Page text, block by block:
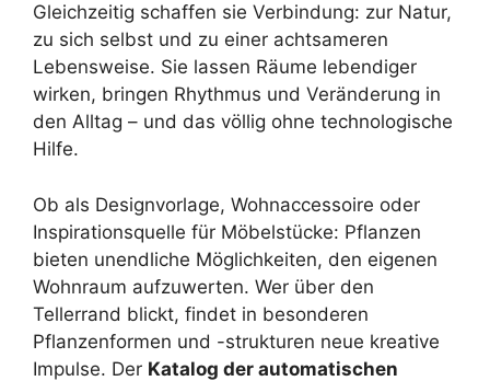
Gleichzeitig schaffen sie Verbindung: zur Natur,
zu sich selbst und zu einer achtsameren
Lebensweise. Sie lassen Räume lebendiger
wirken, bringen Rhythmus und Veränderung in
den Alltag – und das völlig ohne technologische
Hilfe.
Ob als Designvorlage, Wohnaccessoire oder
Inspirationsquelle für Möbelstücke: Pflanzen
bieten unendliche Möglichkeiten, den eigenen
Wohnraum aufzuwerten. Wer über den
Tellerrand blickt, findet in besonderen
Pflanzenformen und -strukturen neue kreative
Impulse. Der Katalog der automatischen